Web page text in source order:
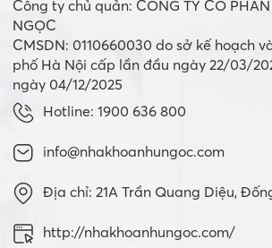
Công ty chủ quản: CÔNG TY CỔ
NGỌC
CMSDN: 0110660030 do sở kế hoạch
phố Hà Nội cấp lần đầu ngày 22/03/
ngày 04/12/2025
Hotline: 1900 636 800
info@nhakhoanhungoc.com
Địa chỉ: 21A Trần Quang Diệu,
http://nhakhoanhungoc.com/